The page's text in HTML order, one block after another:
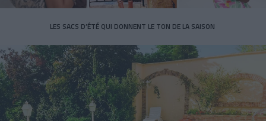
LES SACS D’ÉTÉ QUI DONNENT LE TON DE LA SAISON